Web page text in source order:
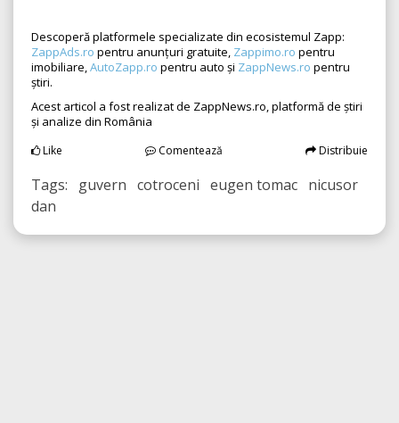
Descoperă platformele specializate din ecosistemul Zapp:
ZappAds.ro pentru anunțuri gratuite, Zappimo.ro pentru
imobiliare,AutoZapp.ro pentru auto și ZappNews.ro pentru
știri.
Acest articol a fost realizat de ZappNews.ro, platformă de știri
și analize din România
Like Comentează Distribuie
Tags: guvern cotroceni eugen tomac nicusor
dan